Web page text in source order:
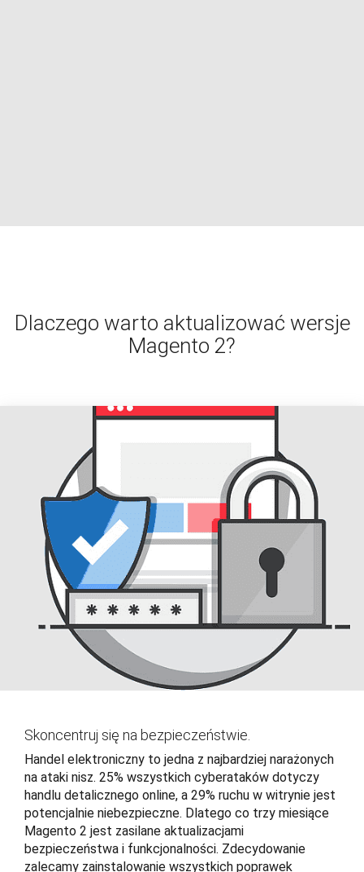
Dlaczego warto aktualizować wersje
Magento 2?
Skoncentruj się na bezpieczeństwie.
Handel elektroniczny to jedna z najbardziej narażonych
na ataki nisz. 25% wszystkich cyberataków dotyczy
handlu detalicznego online, a 29% ruchu w witrynie jest
potencjalnie niebezpieczne. Dlatego co trzy miesiące
Magento 2 jest zasilane aktualizacjami
bezpieczeństwa i funkcjonalności. Zdecydowanie
zalecamy zainstalowanie wszystkich poprawek